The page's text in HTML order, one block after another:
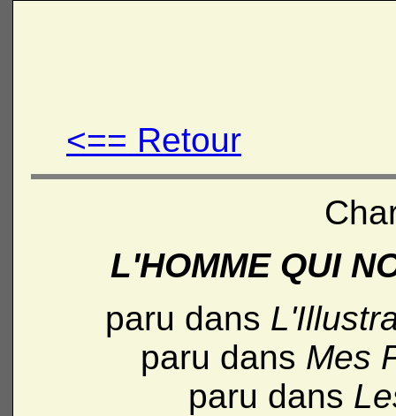
<== Retour
L'HOMME QUI
paru dans
paru dans Mes
paru dans